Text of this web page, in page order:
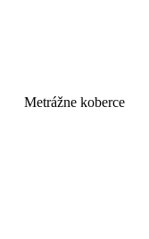
Metrážne koberce